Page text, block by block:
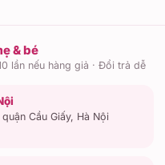
& bé
lần nếu hàng giả · Đổi trả dễ
Cầu Giấy, Hà Nội